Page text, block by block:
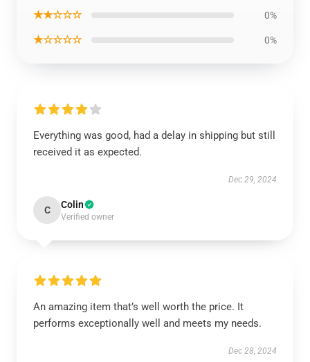
★★☆☆☆ 0%
★☆☆☆☆ 0%
Everything was good, had a delay in shipping but still
received it as expected.
Dec 29, 2024
C Colin
Verified owner
An amazing item that’s well worth the price. It
performs exceptionally well and meets my needs.
Dec 28, 2024